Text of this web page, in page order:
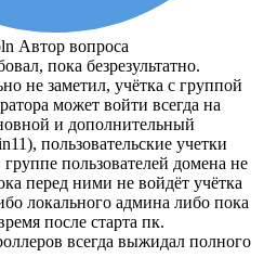
Автор вопроса
пока безрезультатно.
не заметил, учётка с группой
может войти всегда на
и дополнительный
пользовательские учетки
пользователей домена не
перед ними не войдёт учётка
локального админа либо пока
после старта пк.
всегда выжидал полного